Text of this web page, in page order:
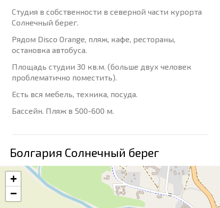
Студия в собственности в северной части курорта
Солнечный берег.
Рядом Disco Orange, пляж, кафе, рестораны,
остановка автобуса.
Площадь студии 30 кв.м. (больше двух человек
проблематично поместить).
Есть вся мебель, техника, посуда.
Бассейн. Пляж в 500-600 м.
Болгария Солнечный берег
+
−